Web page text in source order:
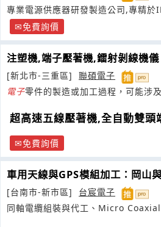
專業電源供應器研發製造公司,專精於
供應器免費詢價
注塑機,端子壓著機,鐳射剝線機儀
[新北市-三重區]
聯碩電子
電子零件的製造或加工過程，可能涉
超高速五線壓著機,全自動雙頭
免費詢價
車用天線與GPS模組加工：岡山
[台南市-新市區]
台宸電子
同軸電纜組裝與代工、Micro